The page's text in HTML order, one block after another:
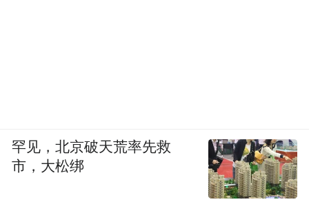
罕见，北京破天荒率先救
市，大松绑